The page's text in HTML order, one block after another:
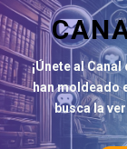
¡Únete al
han moldeado
busca la